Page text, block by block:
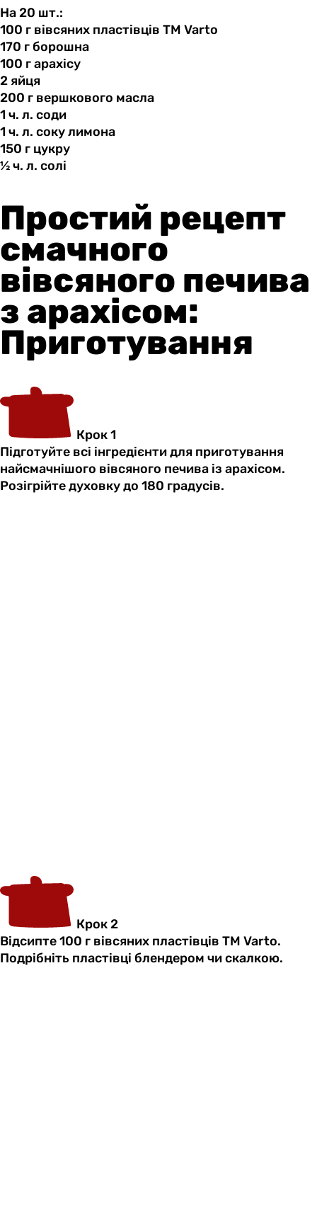
На 20 шт.:
100 г вівсяних пластівців ТМ Varto
170 г борошна
100 гарахісу
2 яйця
200 г вершкового масла
1 ч. л. соди
1 ч. л. соку лимона
150 г цукру
½ ч. л. солі
Простий рецепт
смачного
вівсяного печива
з арахісом:
Приготування
Крок 1
Підготуйте всі інгредієнти для приготування
найсмачнішого вівсяного печива із арахісом.
Розігрійте духовку до 180 градусів.
Крок 2
Відсипте 100 г вівсяних пластівців ТМ Varto.
Подрібніть пластівці блендером чи скалкою.